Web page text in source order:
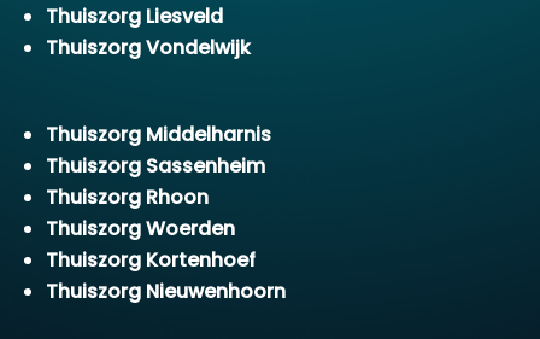
Thuiszorg Liesveld
Thuiszorg Vondelwijk
Thuiszorg Middelharnis
Thuiszorg Sassenheim
Thuiszorg Rhoon
Thuiszorg Woerden
Thuiszorg Kortenhoef
Thuiszorg Nieuwenhoorn